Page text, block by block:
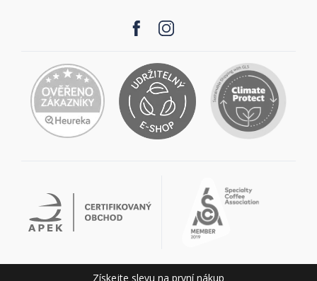
Získejte slevu na první nákup